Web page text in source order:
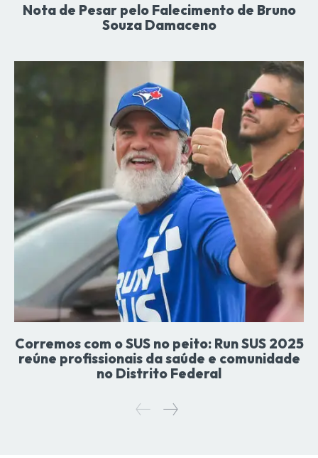
Nota de Pesar pelo Falecimento de Bruno
Souza Damaceno
Corremos com o SUS no peito: Run SUS 2025
reúne profissionais da saúde e comunidade
no Distrito Federal